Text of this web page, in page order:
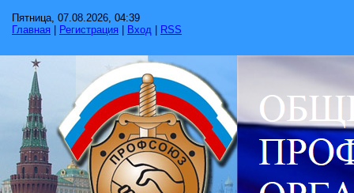
Пятница, 07.08.2026, 04:39
Главная
Регистрация Вход RSS